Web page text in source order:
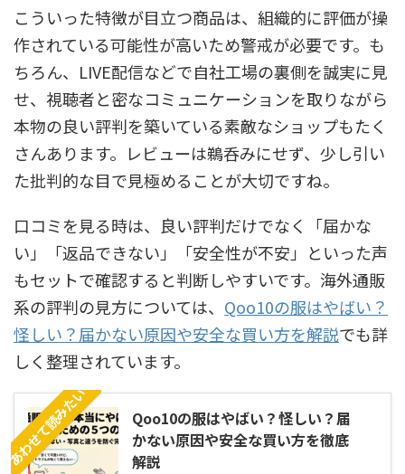
こういった特徴が目立つ商品は、組織的に評価が操
作されている可能性が高いため警戒が必要です。も
ちろん、LIVE配信などで自社工場の裏側を誠実に見
せ、視聴者と密なコミュニケーションを取りながら
本物の良い評判を築いている素敵なショップもたく
さんあります。レビューは鵜呑みにせず、少し引い
た批判的な目で見極めることが大切ですね。
口コミを見る時は、良い評判だけでなく「届かな
い」「返品できない」「安全性が不安」といった声
もセットで確認すると判断しやすいです。海外通販
系の評判の見方については、 Qoo10の服はやばい？
怪しい？届かない原因や安全な買い方を解説でも詳
しく整理されています。
あわせて読みたい
Qoo10の服はやばい？怪しい？届
かない原因や安全な買い方を徹底
解説